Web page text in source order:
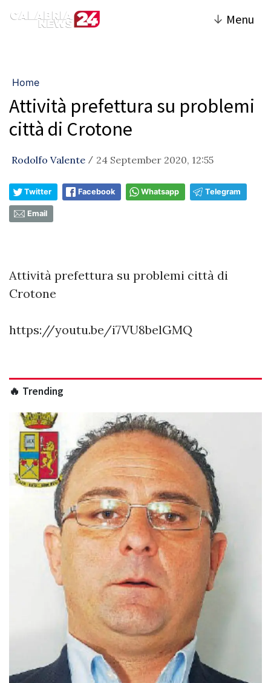
↓ Menu
Home
Attività prefettura su problemi
città di Crotone
Rodolfo Valente / 24 September 2020, 12:55
Twitter Facebook Whatsapp Telegram
Email
Attività prefettura su problemi città di
Crotone
https://youtu.be/i7VU8belGMQ
🔥 Trending